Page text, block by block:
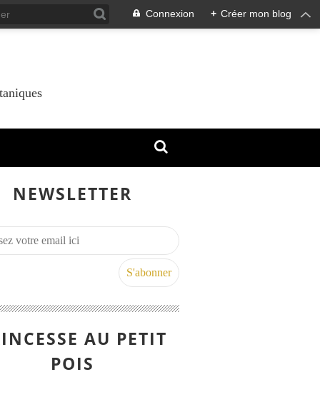
Connexion + Créer mon blog
NEWSLETTER
AU PETIT
POIS